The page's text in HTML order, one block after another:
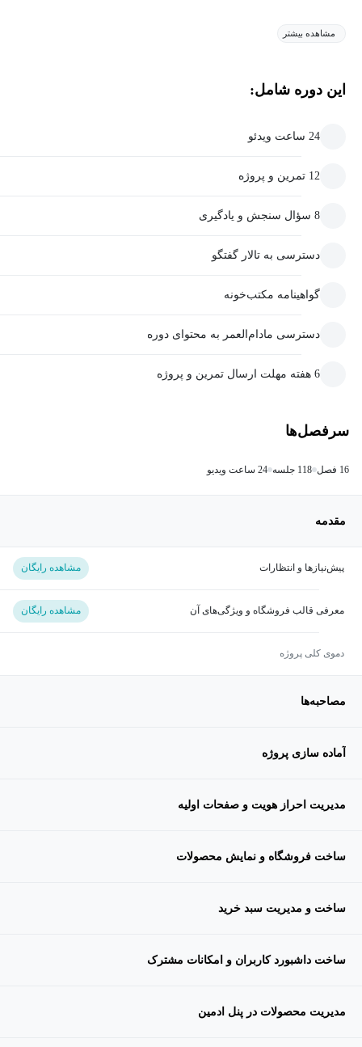
مشاهده بیشتر
این دوره شامل:
24 ساعت ویدئو
12 تمرین و پروژه
8 سؤال سنجش و یادگیری
دسترسی به تالار گفتگو
گواهینامه مکتب‌خونه
دسترسی مادام‌العمر به محتوای دوره
6 هفته مهلت ارسال تمرین و پروژه
سرفصل‌ها
16 فصل 118 جلسه 24 ساعت ویدیو
مقدمه
پیش‌نیازها و انتظارات مشاهده رایگان
معرفی قالب فروشگاه و ویژگی‌های آن مشاهده رایگان
دموی کلی پروژه
مصاحبه‌ها
آماده سازی پروژه
مدیریت احراز هویت و صفحات اولیه
ساخت فروشگاه و نمایش محصولات
ساخت و مدیریت سبد خرید
ساخت داشبورد کاربران و امکانات مشترک
مدیریت محصولات در پنل ادمین